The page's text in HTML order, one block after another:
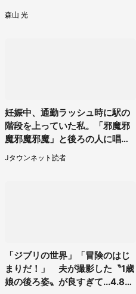
間限定展示【7／29～】
森山 光
妊娠中、通勤ラッシュ時に駅の
階段を上っていた私。「邪魔邪
魔邪魔邪魔」と後ろの人に唱え
られて（神奈川県・30代女性）
Jタウンネット読者
「ジブリの世界」「冒険のはじ
まりだ！」 夫が撮影した〝1歳
娘の後ろ姿〟が良すぎて...4.8万